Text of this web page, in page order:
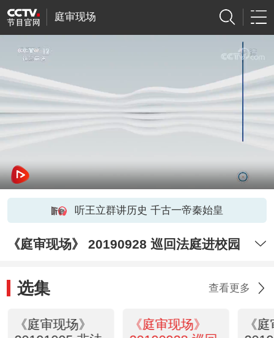
庭审现场
听王立群讲历史 千古一帝秦始皇
《庭审现场》 20190928 巡回法庭进校园
选集 查看更多
《庭审现场》
《庭审现场》
《